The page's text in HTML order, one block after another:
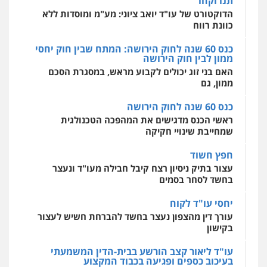
מקצועיים לעורכי דין
מרכז התחלה חדשה
אסירים עבירות מין שירותים מקצועיים
לעורכי דין
הדוקטורט של עו"ד יואב ציוני: מע"מ ומוסדות ללא
כוונת רווח
כנס 60 שנה לחוק הירושה: המתח שבין חוק יחסי
ממון לבין חוק הירושה
האם בני זוג יכולים לקבוע מראש, במסגרת הסכם
ממון, גם
כנס 60 שנה לחוק הירושה
ראשי הכנס מדגישים את המהפכה הטכנולגית
שמחייבת שינויי חקיקה
חפץ חשוד
עצור בתיק ניסיון רצח קיבל חבילה מעו"ד ונעצר
בחשד לסחר בסמים
יחסי עו"ד לקוח
עורך דין מהצפון נעצר בחשד להברחת חשיש לעצור
בקישון
עו"ד ליאור קצב הורשע בבית-הדין המשמעתי
בעיכוב כספים ופגיעה בכבוד המקצוע